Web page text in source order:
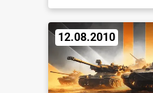
12.08.2010